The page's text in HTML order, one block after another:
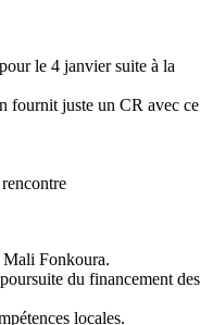
le 4 janvier suite à la
fournit juste un CR avec ce
Mali Fonkoura.
du financement des
locales.